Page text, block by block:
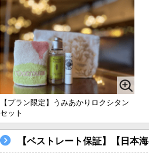
【プラン限定】うみあかりロクシタン
セット
【ベストレート保証】【日本